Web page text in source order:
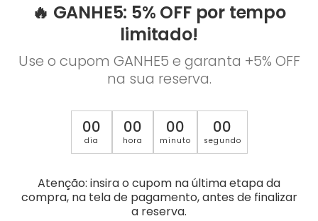
🔥 GANHE5: 5% OFF por tempo
limitado!
Use o cupom GANHE5 e garanta +5% OFF
na sua reserva.
00
dia
00
hora
00
minuto
00
segundo
Atenção: insira o cupom na última etapa da
compra, na tela de pagamento, antes de finalizar
a reserva.